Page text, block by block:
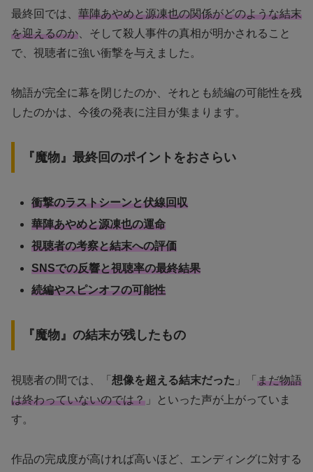
最終回では、 華陣あやめと源凍也の関係がどのような結末
を迎えるのか 、そして殺人事件の真相が明かされること
で、視聴者に強い衝撃を与えました。
物語が完全に幕を閉じたのか、それとも続編の可能性を残
したのかは、今後の発表に注目が集まります。
『魔物』最終回のポイントをおさらい
衝撃のラストシーンと伏線回収
華陣あやめと源凍也の運命
視聴者の考察と結末への評価
SNSでの反響と視聴率の最終結果
続編やスピンオフの可能性
『魔物』の結末が残したもの
視聴者の間では、「 想像を超える結末だった 」「 まだ物語
は終わっていないのでは？ 」といった声が上がっていま
す。
作品の完成度が高ければ高いほど、エンディングに対する